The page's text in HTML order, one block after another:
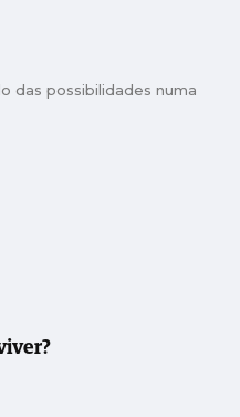
das possibilidades numa